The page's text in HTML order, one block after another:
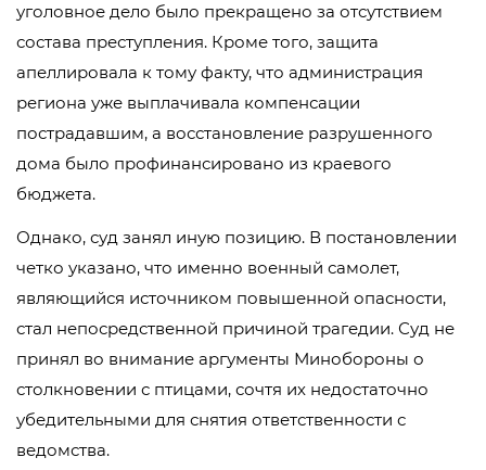
уголовное дело было прекращено за отсутствием
состава преступления. Кроме того, защита
апеллировала к тому факту, что администрация
региона уже выплачивала компенсации
пострадавшим, а восстановление разрушенного
дома было профинансировано из краевого
бюджета.
Однако, суд занял иную позицию. В постановлении
четко указано, что именно военный самолет,
являющийся источником повышенной опасности,
стал непосредственной причиной трагедии. Суд не
принял во внимание аргументы Минобороны о
столкновении с птицами, сочтя их недостаточно
убедительными для снятия ответственности с
ведомства.